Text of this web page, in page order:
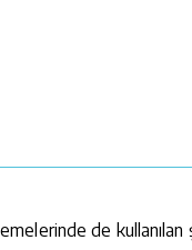
de kullanılan